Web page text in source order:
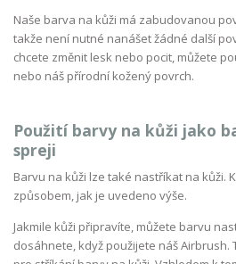
Naše barva na kůži má zabudovanou
takže není nutné nanášet žádné další
chcete změnit lesk nebo pocit, můžete
nebo náš přírodní kožený povrch.
Použití barvy na kůži jako
spreji
Barvu na kůži lze také nastříkat na kůži.
způsobem, jak je uvedeno výše.
Jakmile kůži připravíte, můžete barvu
dosáhnete, když použijete náš Airbrush.